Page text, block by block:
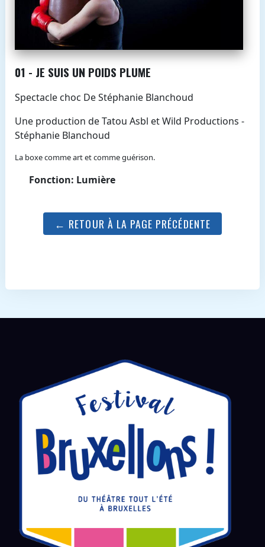
01 - JE SUIS UN POIDS PLUME
Spectacle choc De Stéphanie Blanchoud
Une production de Tatou Asbl et Wild Productions -
Stéphanie Blanchoud
La boxe comme art et comme guérison.
Fonction: Lumière
← RETOUR À LA PAGE PRÉCÉDENTE